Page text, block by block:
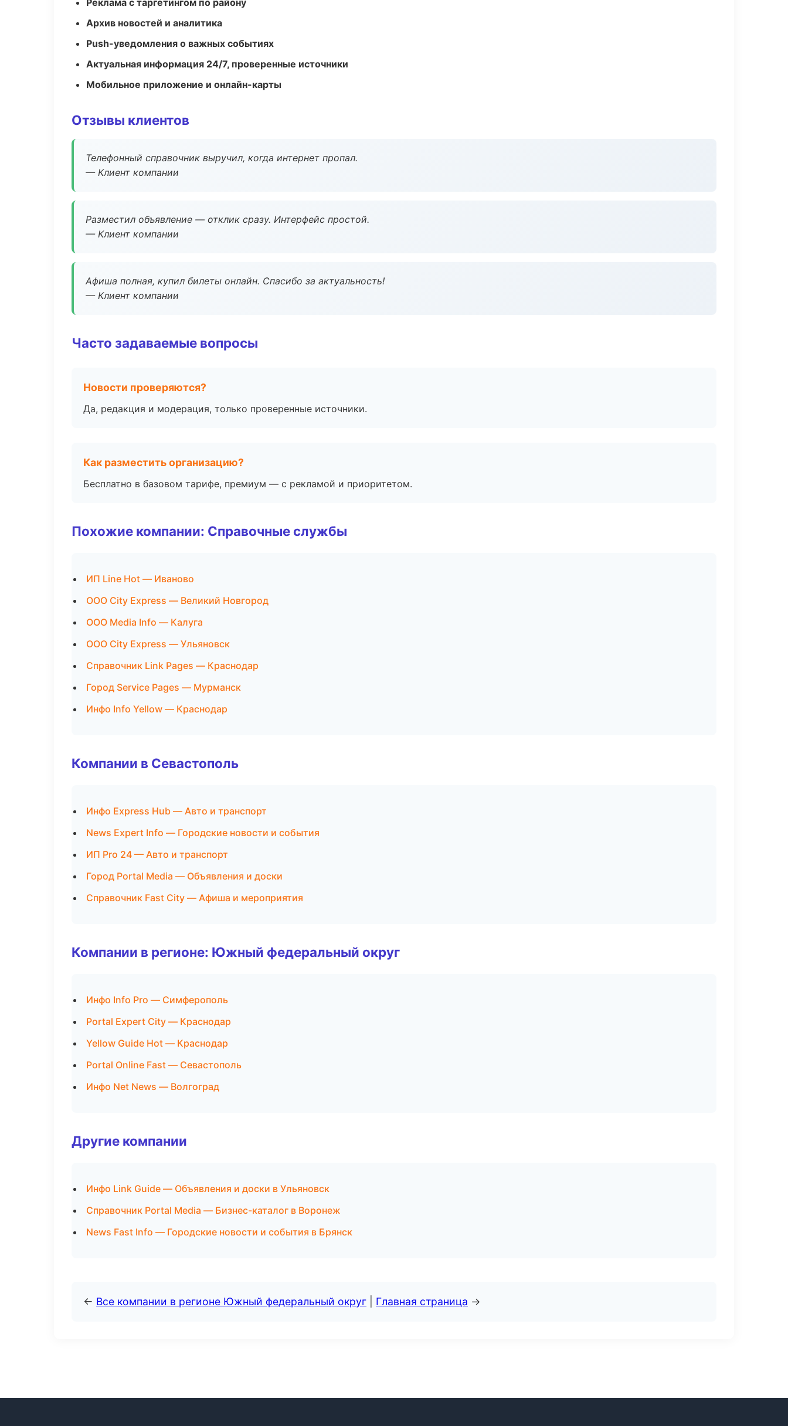
Реклама с таргетингом по району
Архив новостей и аналитика
Push-уведомления о важных событиях
Актуальная информация 24/7, проверенные источники
Мобильное приложение и онлайн-карты
Отзывы клиентов
Телефонный справочник выручил, когда интернет пропал.
— Клиент компании
Разместил объявление — отклик сразу. Интерфейс простой.
— Клиент компании
Афиша полная, купил билеты онлайн. Спасибо за актуальность!
— Клиент компании
Часто задаваемые вопросы
Новости проверяются?
Да, редакция и модерация, только проверенные источники.
Как разместить организацию?
Бесплатно в базовом тарифе, премиум — с рекламой и приоритетом.
Похожие компании: Справочные службы
ИП Line Hot — Иваново
ООО City Express — Великий Новгород
ООО Media Info — Калуга
ООО City Express — Ульяновск
Справочник Link Pages — Краснодар
Город Service Pages — Мурманск
Инфо Info Yellow — Краснодар
Компании в Севастополь
Инфо Express Hub — Авто и транспорт
News Expert Info — Городские новости и события
ИП Pro 24 — Авто и транспорт
Город Portal Media — Объявления и доски
Справочник Fast City — Афиша и мероприятия
Компании в регионе: Южный федеральный округ
Инфо Info Pro — Симферополь
Portal Expert City — Краснодар
Yellow Guide Hot — Краснодар
Portal Online Fast — Севастополь
Инфо Net News — Волгоград
Другие компании
Инфо Link Guide — Объявления и доски в Ульяновск
Справочник Portal Media — Бизнес-каталог в Воронеж
News Fast Info — Городские новости и события в Брянск
← Все компании в регионе Южный федеральный округ Главная страница →